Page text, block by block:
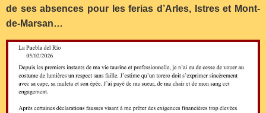
de ses absences pour les ferias d’Arles, Istres et Mont-
de-Marsan…